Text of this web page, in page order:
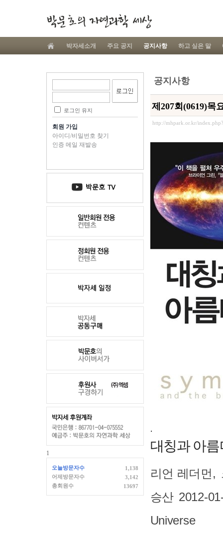
박자세소개 주요 공지 공지사항 하고 싶은 말
로그인 유지
회원 가입
아이디/비밀번호 찾기
인증 메일 재발송
1
오늘방문자수
1,138
어제방문자수
3,142
총회원수
13697
공지사항
제207회(0619)목
http://mhpark.or.kr/
.
대칭과 아
리언 레더먼,
승산 2012-
Universe